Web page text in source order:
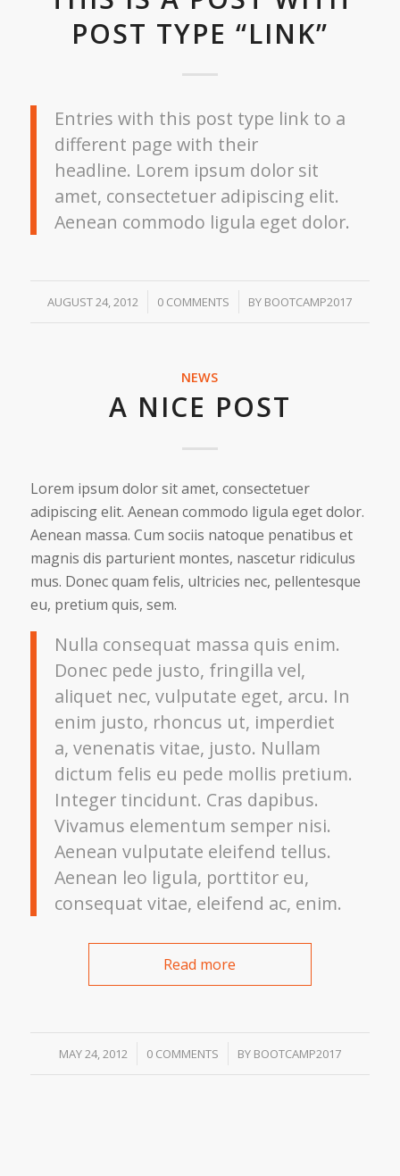
POST TYPE “LINK”
Entries with this post type link to a
different page with their
headline. Lorem ipsum dolor sit
amet, consectetuer adipiscing elit.
Aenean commodo ligula eget dolor.
AUGUST 24, 2012
/ 0 COMMENTS
/ BY BOOTCAMP2017
NEWS
A NICE POST
Lorem ipsum dolor sit amet, consectetuer
adipiscing elit. Aenean commodo ligula eget dolor.
Aenean massa. Cum sociis natoque penatibus et
magnis dis parturient montes, nascetur ridiculus
mus. Donec quam felis, ultricies nec, pellentesque
eu, pretium quis, sem.
Nulla consequat massa quis enim.
Donec pede justo, fringilla vel,
aliquet nec, vulputate eget, arcu. In
enim justo, rhoncus ut, imperdiet
a, venenatis vitae, justo. Nullam
dictum felis eu pede mollis pretium.
Integer tincidunt. Cras dapibus.
Vivamus elementum semper nisi.
Aenean vulputate eleifend tellus.
Aenean leo ligula, porttitor eu,
consequat vitae, eleifend ac, enim.
Read more
MAY 24, 2012
/ 0 COMMENTS
/ BY BOOTCAMP2017